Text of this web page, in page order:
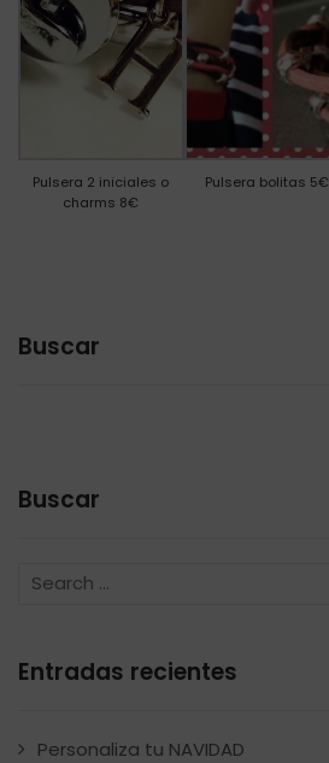
Pulsera 2 iniciales o
charms 8€
Pulsera bolitas 5€
Buscar
Buscar
Entradas recientes
Personaliza tu NAVIDAD